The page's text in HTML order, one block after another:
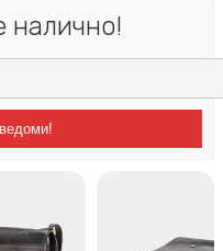
налично!